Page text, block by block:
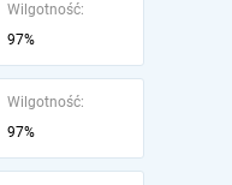
Wilgotność:
97%
Wilgotność:
97%